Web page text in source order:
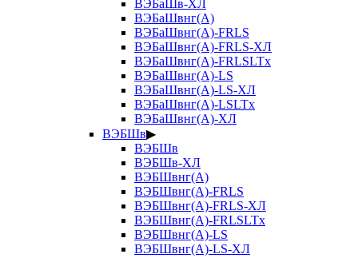
ВЭБаШв-ХЛ
ВЭБаШвнг(А)
ВЭБаШвнг(А)-FRLS
ВЭБаШвнг(А)-FRLS-ХЛ
ВЭБаШвнг(А)-FRLSLTx
ВЭБаШвнг(А)-LS
ВЭБаШвнг(А)-LS-ХЛ
ВЭБаШвнг(А)-LSLTx
ВЭБаШвнг(А)-ХЛ
ВЭБШв▶
ВЭБШв
ВЭБШв-ХЛ
ВЭБШвнг(А)
ВЭБШвнг(А)-FRLS
ВЭБШвнг(А)-FRLS-ХЛ
ВЭБШвнг(А)-FRLSLTx
ВЭБШвнг(А)-LS
ВЭБШвнг(А)-LS-ХЛ